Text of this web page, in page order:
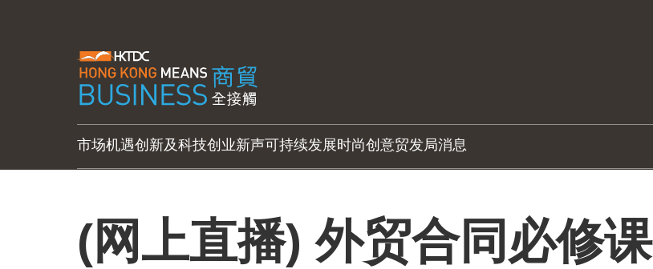
市场机遇创新及科技创业新声可持续发展时尚创意贸发局消息
(网上直播) 外贸合同必修课